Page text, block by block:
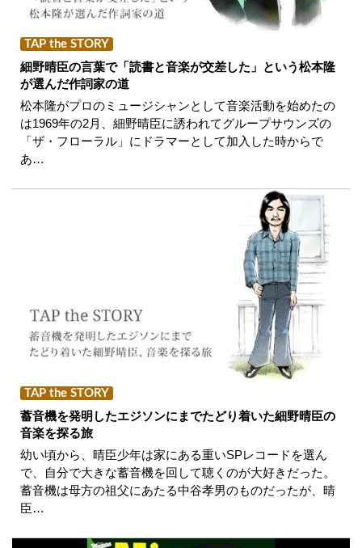
TAP the STORY
細野晴臣の言葉で「読書と音楽が交差した」という松本隆
が選んだ作詞家の道
松本隆がプロのミュージシャンとして音楽活動を始めたの
は1969年の2月、細野晴臣に誘われてグループサウンズの
「ザ・フローラル」にドラマーとして加入した時からで
あ…
TAP the STORY
蓄音機を発明したエジソンにまでたどり着いた細野晴臣の
音楽を探る旅
幼い頃から、晴臣少年は家にある重いSPレコードを選ん
で、自分で大きな蓄音機を回して聴くのが大好きだった。
蓄音機は母方の祖父にあたる中谷孝男のものだったが、晴
臣…